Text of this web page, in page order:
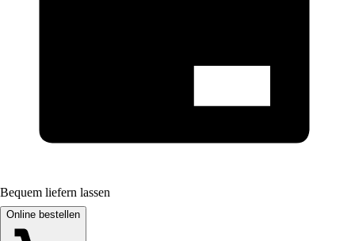
Bequem liefern lassen
Online bestellen